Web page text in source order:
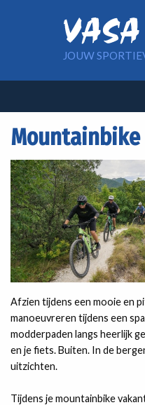
JOUW
navigation
Mountainbike
Afzien tijdens een mooie en
manoeuvreren tijdens een
modderpaden langs heerlijk
en je fiets. Buiten. In de
uitzichten.
Tijdens je mountainbike